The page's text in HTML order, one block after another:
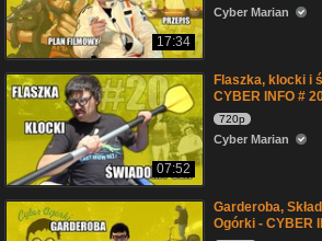
17:34
Cyber Marian
07:52
Flaszka, klocki i
CYBER INFO #
720p
Cyber Marian
Garderoba,
Ogórki - CYBER